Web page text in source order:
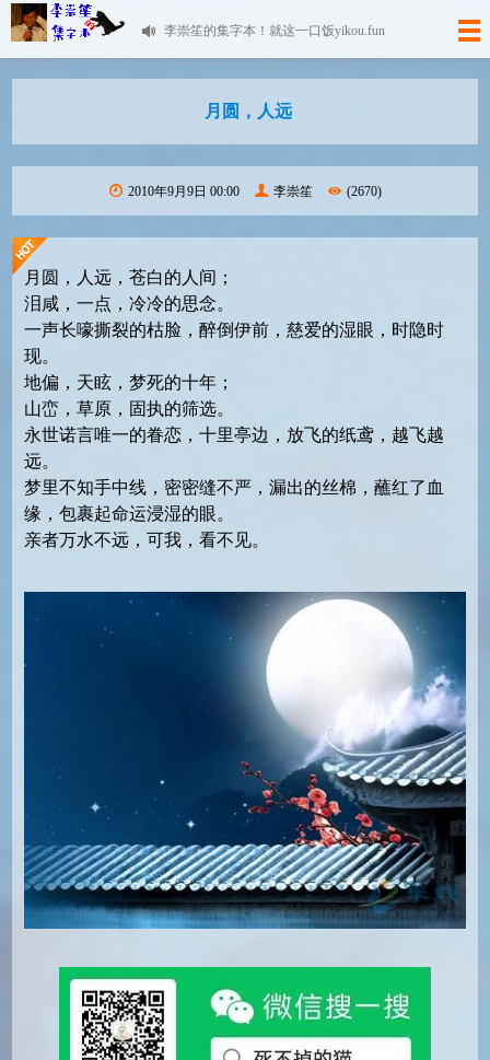
李崇笙的集字本！就这一口饭yikou.fun
月圆，人远
2010年9月9日 00:00 李崇笙 (2670)
月圆，人远，苍白的人间；
泪咸，一点，冷冷的思念。
一声长嚎撕裂的枯脸，醉倒伊前，慈爱的湿眼，时隐时
现。
地偏，天眩，梦死的十年；
山峦，草原，固执的筛选。
永世诺言唯一的眷恋，十里亭边，放飞的纸鸢，越飞越
远。
梦里不知手中线，密密缝不严，漏出的丝棉，蘸红了血
缘，包裹起命运浸湿的眼。
亲者万水不远，可我，看不见。